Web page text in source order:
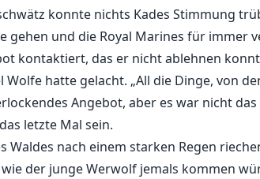
konnte nichts Kades Stimmung
gehen und die Royal Marines für immer
kontaktiert, das er nicht ablehnen
hatte gelacht. „All die Dinge, von
Angebot, aber es war nicht
letzte Mal sein.
nach einem starken Regen
der junge Werwolf jemals kommen